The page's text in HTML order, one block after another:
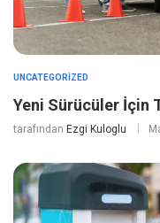
UNCATEGORIZED
Yeni Sürücüler İçin
tarafından Ezgi Kuloglu